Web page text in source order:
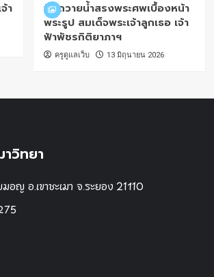
า
พิธีถวายน้ำสรงพระศพเบื้องหน้า
พระรูป สมเด็จพระเจ้าลูกเธอ เจ้า
ฟ้าพัชรกิติยาภาฯ
ครูดูแลเว็บ 13 มิถุนายน 2026
าวิทยา
ญ อ.เขาชะเมา จ.ระยอง 21110